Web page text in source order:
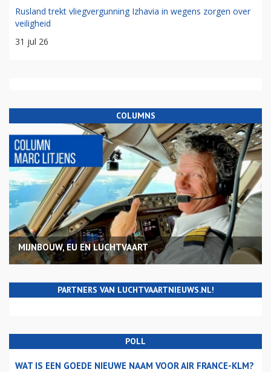
Rusland trekt vliegvergunning Izhavia in wegens zorgen over
veiligheid
31 jul 26
COLUMNS
MIJNBOUW, EU EN LUCHTVAART
PARTNERS VAN LUCHTVAARTNIEUWS.NL!
POLL
WAT IS EEN GOEDE NIEUWE NAAM VOOR AIR FRANCE-KLM?